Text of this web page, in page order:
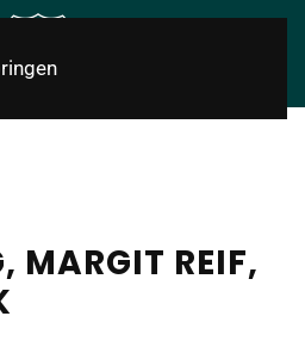
MARGIT REIF,